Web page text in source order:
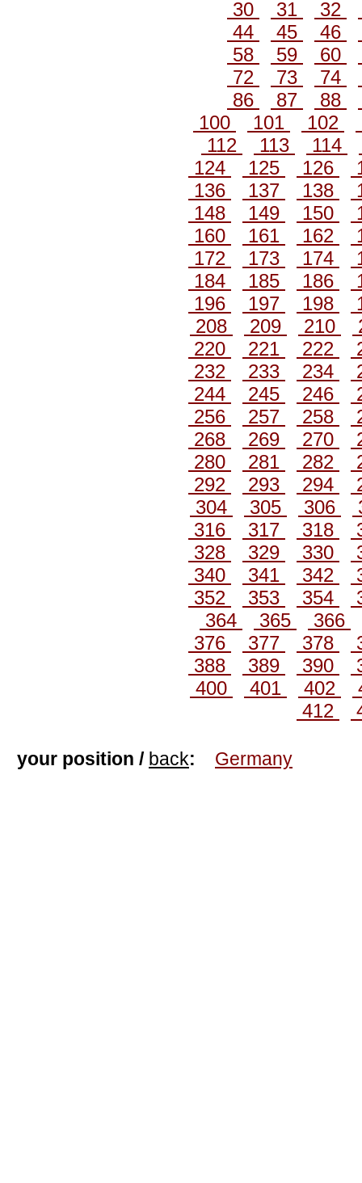
30
31 32
44
45 46
58
59 60
72
73 74
86
87 88
100
101 102
112
113 114
124
125 126
136
137 138
148
149 150
160
161 162
172
173 174
184
185 186
196
197 198
208
209 210
220
221 222
232
233 234
244
245 246
256
257 258
268
269 270
280
281 282
292
293 294
304
305 306
316
317 318
328
329 330
340
341 342
352
353 354
364
365
366
376
377 378
388
389 390
400
401 402
412
your position / back: Germany